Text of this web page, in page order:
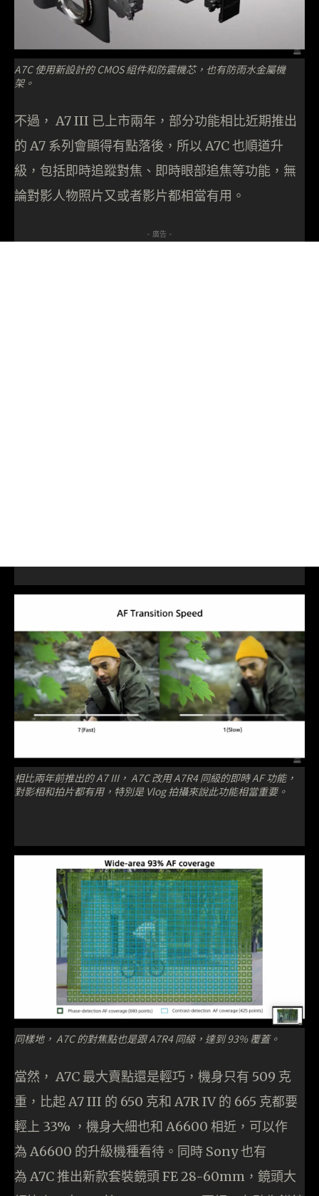
A7C 使用新設計的 CMOS 組件和防震機芯，也有防雨水金屬機
架。
不過， A7 III 已上市兩年，部分功能相比近期推出
的 A7 系列會顯得有點落後，所以 A7C 也順道升
級，包括即時追蹤對焦、即時眼部追焦等功能，無
論對影人物照片又或者影片都相當有用。
- 廣告 -
相比兩年前推出的 A7 III， A7C 改用 A7R4 同級的即時 AF 功能，
對影相和拍片都有用，特別是 Vlog 拍攝來說此功能相當重要。
同樣地， A7C 的對焦點也是跟 A7R4 同級，達到 93% 覆蓋。
當然， A7C 最大賣點還是輕巧，機身只有 509 克
重，比起 A7 III 的 650 克和 A7R IV 的 665 克都要
輕上 33% ，機身大細也和 A6600 相近，可以作
為 A6600 的升級機種看待。同時 Sony 也有
為 A7C 推出新款套裝鏡頭 FE 28-60mm，鏡頭大